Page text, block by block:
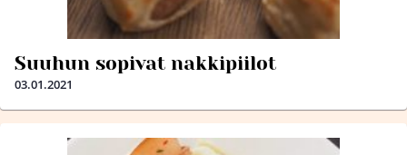
Suuhun sopivat nakkipiilot
03.01.2021